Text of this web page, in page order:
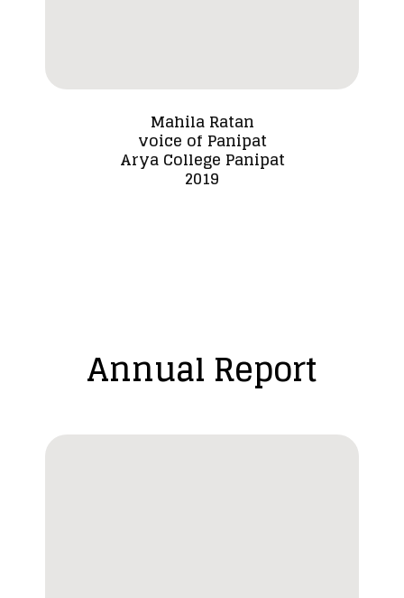
Mahila Ratan
voice of Panipat
Arya College Panipat
2019
Annual Report